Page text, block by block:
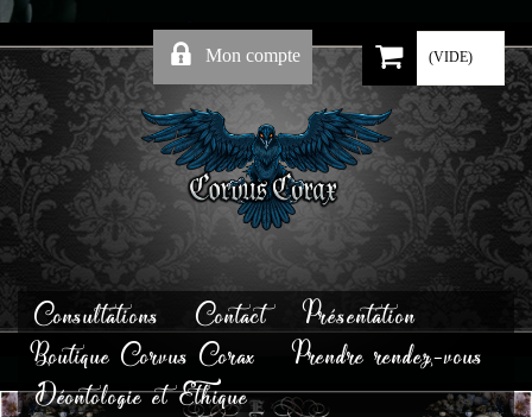
Mon compte (VIDE)
Consultations Contact
Présentation
Boutique Corvus Corax
Prendre rendez-vous
Déontologie et Ethique